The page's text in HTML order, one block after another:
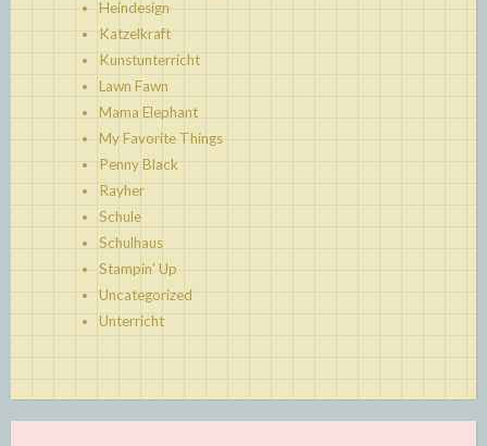
Heindesign
Katzelkraft
Kunstunterricht
Lawn Fawn
Mama Elephant
My Favorite Things
Penny Black
Rayher
Schule
Schulhaus
Stampin' Up
Uncategorized
Unterricht